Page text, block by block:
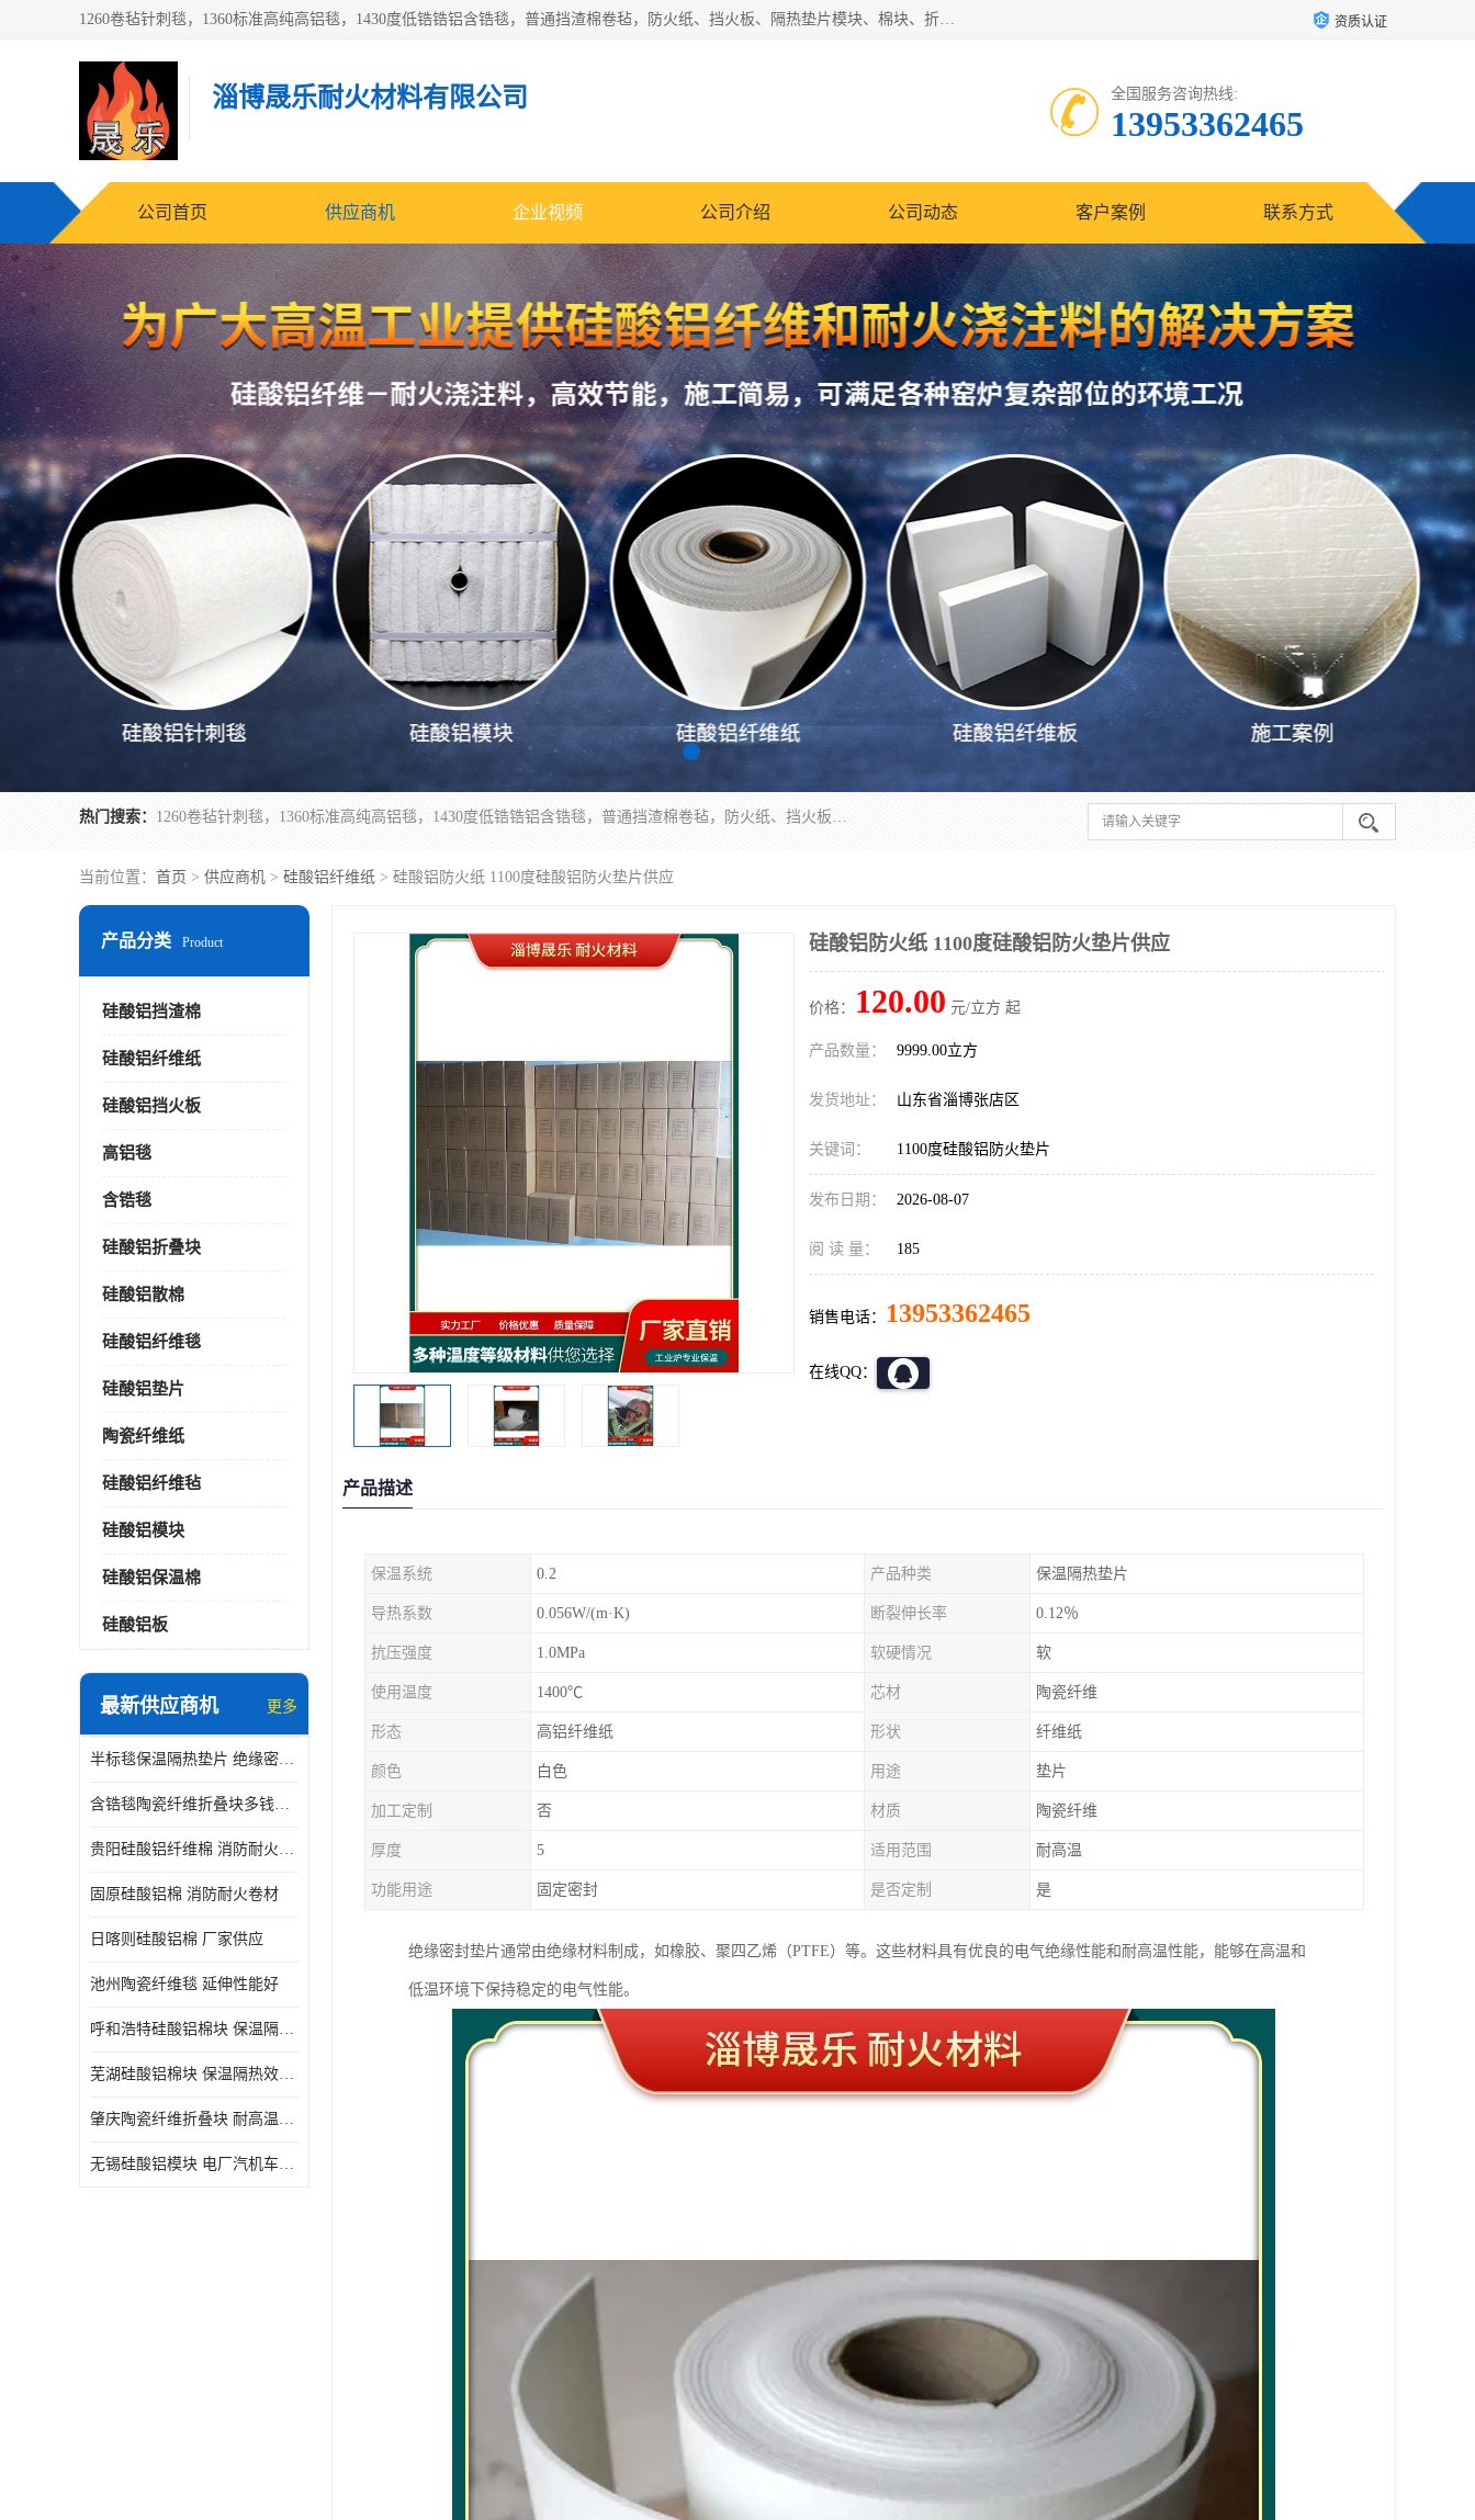
1260卷毡针刺毯，1360标准高纯高铝毯，1430度低锆锆铝含锆毯，普通挡渣棉卷毡，防火纸、挡火板、隔热垫片模块、棉块、折叠块、散棉高温固化剂价格规格密度多少钱图片视频立方平米参数指标 资质认证
淄博晟乐耐火材料有限公司 全国服务咨询热线:
13953362465
公司首页 供应商机 企业视频 公司介绍 公司动态 客户案例 联系方式
热门搜索： 1260卷毡针刺毯，1360标准高纯高铝毯，1430度低锆锆铝含锆毯，普通挡渣棉卷毡，防火纸、挡火板、隔热垫片模块、棉块、折叠块、散棉高温固化剂价格规格密度多少钱图片视频立方平米参数指标
当前位置： 首页 > 供应商机 > 硅酸铝纤维纸 > 硅酸铝防火纸 1100度硅酸铝防火垫片供应
产品分类 Product
硅酸铝挡渣棉
硅酸铝纤维纸
硅酸铝挡火板
高铝毯
含锆毯
硅酸铝折叠块
硅酸铝散棉
硅酸铝纤维毯
硅酸铝垫片
陶瓷纤维纸
硅酸铝纤维毡
硅酸铝模块
硅酸铝保温棉
硅酸铝板
最新供应商机 更多
半标毯保温隔热垫片 绝缘密封垫片
含锆毯陶瓷纤维折叠块多钱一立方 硅酸铝模块
贵阳硅酸铝纤维棉 消防耐火卷材
固原硅酸铝棉 消防耐火卷材
日喀则硅酸铝棉 厂家供应
池州陶瓷纤维毯 延伸性能好
呼和浩特硅酸铝棉块 保温隔热效果好
芜湖硅酸铝棉块 保温隔热效果好
肇庆陶瓷纤维折叠块 耐高温阻燃 抗撕裂 质地硬
无锡硅酸铝模块 电厂汽机车间设备管道保温用硅酸铝棉
硅酸铝防火纸 1100度硅酸铝防火垫片供应
价格： 120.00 元/立方 起
产品数量： 9999.00立方
发货地址： 山东省淄博张店区
关键词： 1100度硅酸铝防火垫片
发布日期： 2026-08-07
阅 读 量： 185
销售电话： 13953362465
在线QQ：
产品描述
保温系统 0.2 产品种类 保温隔热垫片
导热系数 0.056W/(m·K) 断裂伸长率 0.12％
抗压强度 1.0MPa 软硬情况 软
使用温度 1400℃ 芯材 陶瓷纤维
形态 高铝纤维纸 形状 纤维纸
颜色 白色 用途 垫片
加工定制 否 材质 陶瓷纤维
厚度 5 适用范围 耐高温
功能用途 固定密封 是否定制 是
绝缘密封垫片通常由绝缘材料制成，如橡胶、聚四乙烯（PTFE）等。这些材料具有优良的电气绝缘性能和耐高温性能，能够在高温和
低温环境下保持稳定的电气性能。